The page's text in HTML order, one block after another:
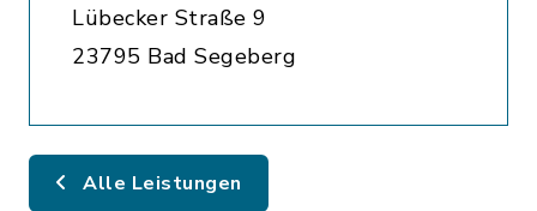
Lübecker Straße 9
23795 Bad Segeberg
Alle Leistungen